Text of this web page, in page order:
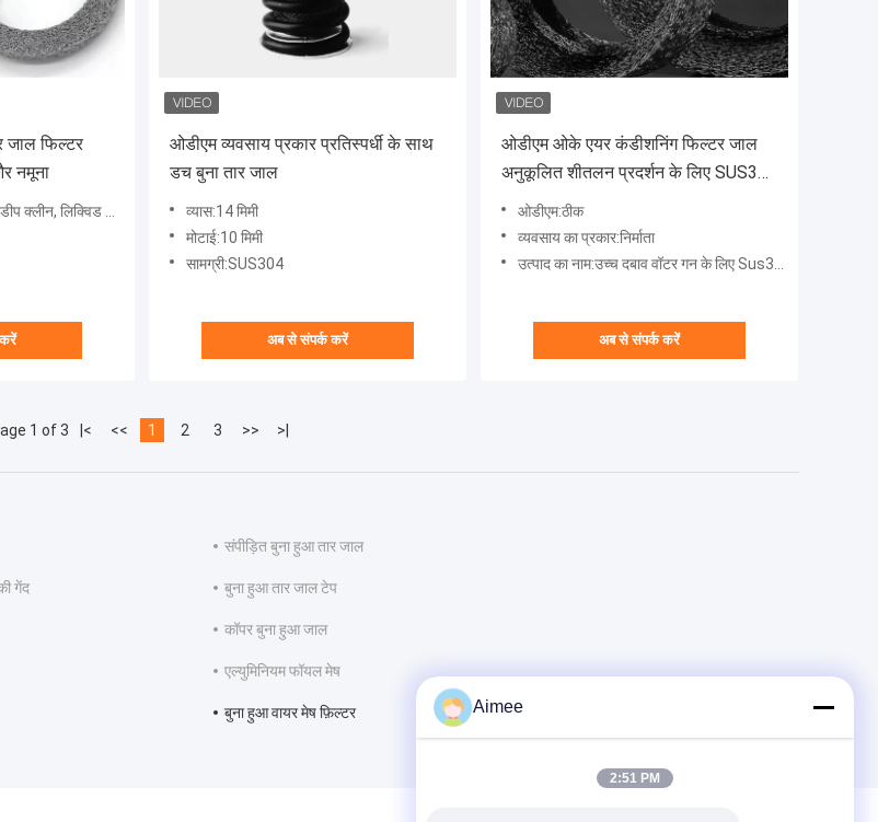
जाल फिल्टर
नमूना
केमिकल इंडस्ट्री, एयर और लिक्विड फिल
ओडीएम व्यवसाय प्रकार प्रतिस्पर्धी के साथ
डच बुना तार जाल
व्यास:14 मिमी
मोटाई:10 मिमी
सामग्री:SUS304
अब से संपर्क करें
ओडीएम ओके एयर कंडीशनिंग फिल्टर जाल
अनुकूलित शीतलन प्रदर्शन के लिए SUS304
से बना
ओडीएम:ठीक
व्यवसाय का प्रकार:निर्माता
उत्पाद का नाम:उच्च दबाव वॉटर गन के लिए Sus304 बुना हुआ तार जाल फ़िल्टर
अब से संपर्क करें
1 of 3 |< << 1 2 3 >> >|
संपीड़ित बुना हुआ तार जाल
गेंद बुना हुआ तार जाल टेप
कॉपर बुना हुआ जाल
एल्युमिनियम फॉयल मेष
बुना हुआ वायर मेष फ़िल्टर Aimee
2:51 PM